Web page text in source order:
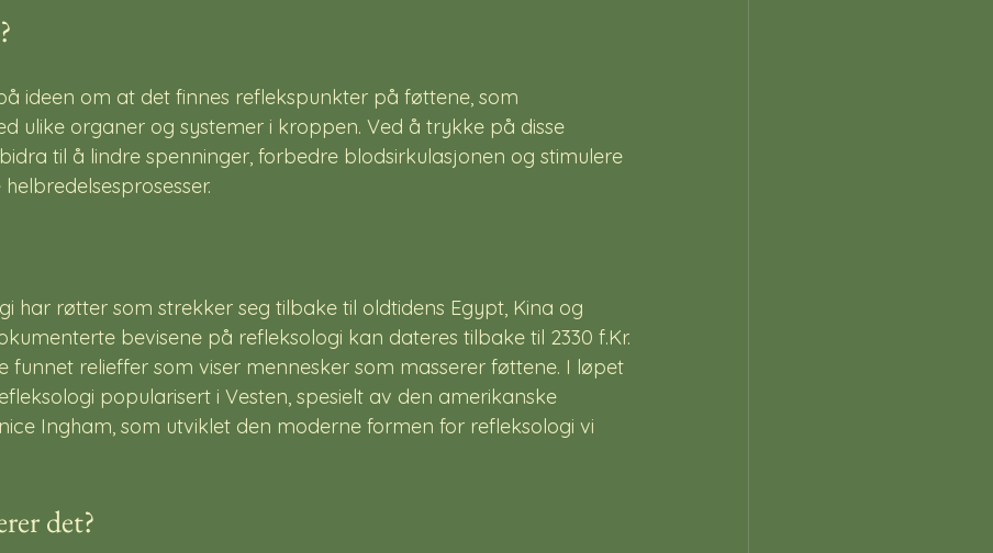
ideen om at det finnes reflekspunkter på føttene, som
ulike organer og systemer i kroppen. Ved å trykke på disse
til å lindre spenninger, forbedre blodsirkulasjonen og stimulere
har røtter som strekker seg tilbake til oldtidens Egypt, Kina og
bevisene på refleksologi kan dateres tilbake til 2330 f.Kr.
funnet relieffer som viser mennesker som masserer føttene. I løpet
popularisert i Vesten, spesielt av den amerikanske
Ingham, som utviklet den moderne formen for refleksologi vi
det?